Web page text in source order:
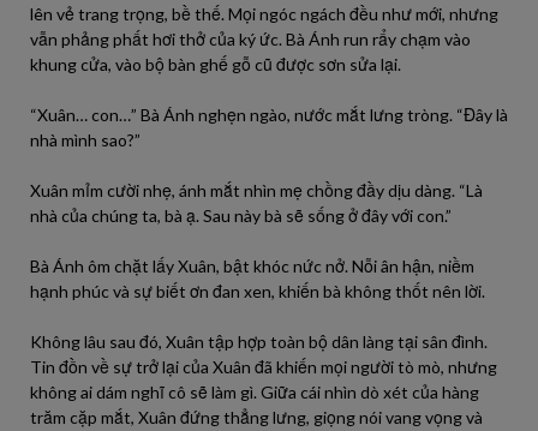
lên vẻ trang trọng, bề thế. Mọi ngóc ngách đều như mới, nhưng
vẫn phảng phất hơi thở của ký ức. Bà Ánh run rẩy chạm vào
khung cửa, vào bộ bàn ghế gỗ cũ được sơn sửa lại.
“Xuân… con…” Bà Ánh nghẹn ngào, nước mắt lưng tròng. “Đây là
nhà mình sao?”
Xuân mỉm cười nhẹ, ánh mắt nhìn mẹ chồng đầy dịu dàng. “Là
nhà của chúng ta, bà ạ. Sau này bà sẽ sống ở đây với con.”
Bà Ánh ôm chặt lấy Xuân, bật khóc nức nở. Nỗi ân hận, niềm
hạnh phúc và sự biết ơn đan xen, khiến bà không thốt nên lời.
Không lâu sau đó, Xuân tập hợp toàn bộ dân làng tại sân đình.
Tin đồn về sự trở lại của Xuân đã khiến mọi người tò mò, nhưng
không ai dám nghĩ cô sẽ làm gì. Giữa cái nhìn dò xét của hàng
trăm cặp mắt, Xuân đứng thẳng lưng, giọng nói vang vọng và